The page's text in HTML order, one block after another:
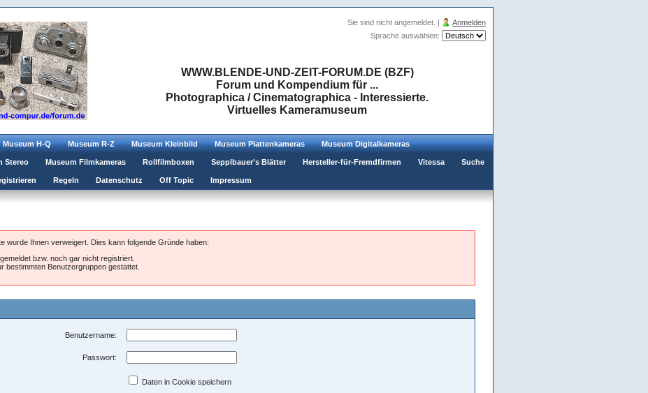
Sie sind nicht angemeldet. |
Anmelden
Sprache auswählen:
WWW.BLENDE-UND-ZEIT-FORUM.DE (BZF)
Forum und Kompendium für ...
Photographica / Cinematographica - Interessierte.
Virtuelles Kameramuseum
Museum H-Q Museum R-Z Museum Kleinbild Museum Plattenkameras Museum Digitalkameras
Stereo Museum Filmkameras Rollfilmboxen Sepplbauer's Blätter Hersteller-für-Fremdfirmen Vitessa Suche
Regeln Datenschutz Off Topic Impressum
wurde Ihnen verweigert. Dies kann folgende Gründe haben:
bzw. noch gar nicht registriert.
bestimmten Benutzergruppen gestattet.
Benutzername:
Passwort:
Daten in Cookie speichern